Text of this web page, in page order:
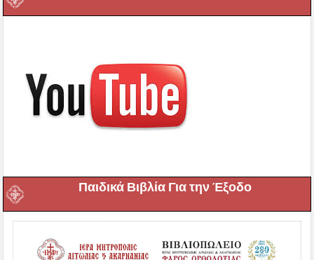
Παιδικά Βιβλία Για την Έξοδο